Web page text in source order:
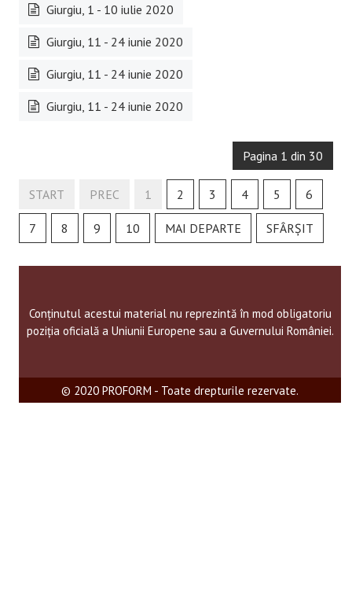
Giurgiu, 1 - 10 iulie 2020
Giurgiu, 11 - 24 iunie 2020
Giurgiu, 11 - 24 iunie 2020
Giurgiu, 11 - 24 iunie 2020
Pagina 1 din 30
START PREC 1 2 3 4 5 6
7 8 9 10 MAI DEPARTE SFÂRȘIT
Conținutul acestui material nu reprezintă în mod obligatoriu
poziția oficială a Uniunii Europene sau a Guvernului României.
© 2020 PROFORM - Toate drepturile rezervate.